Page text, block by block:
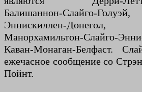
Балишаннон-Слайго-
Эннискиллен-
Манорхамильтон-Слайго-
Каван-Монаган-Белфаст.
ежечасное сообщение со
Пойнт.